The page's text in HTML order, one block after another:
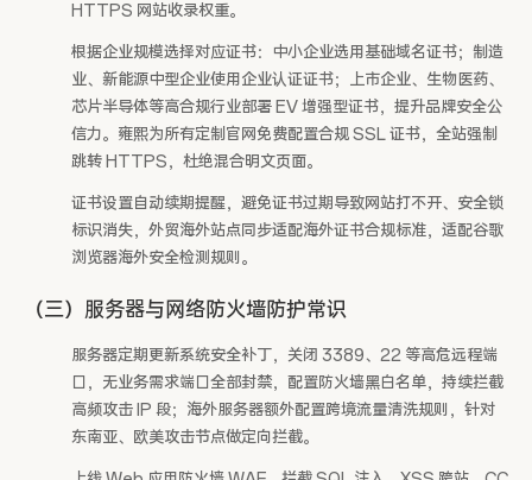
HTTPS 网站收录权重。
根据企业规模选择对应证书：中小企业选用基础域名证书；制造
业、新能源中型企业使用企业认证证书；上市企业、生物医药、
芯片半导体等高合规行业部署 EV 增强型证书，提升品牌安全公
信力。雍熙为所有定制官网免费配置合规 SSL 证书，全站强制
跳转 HTTPS，杜绝混合明文页面。
证书设置自动续期提醒，避免证书过期导致网站打不开、安全锁
标识消失，外贸海外站点同步适配海外证书合规标准，适配谷歌
浏览器海外安全检测规则。
（三）服务器与网络防火墙防护常识
服务器定期更新系统安全补丁，关闭 3389、22 等高危远程端
口，无业务需求端口全部封禁，配置防火墙黑白名单，持续拦截
高频攻击 IP 段；海外服务器额外配置跨境流量清洗规则，针对
东南亚、欧美攻击节点做定向拦截。